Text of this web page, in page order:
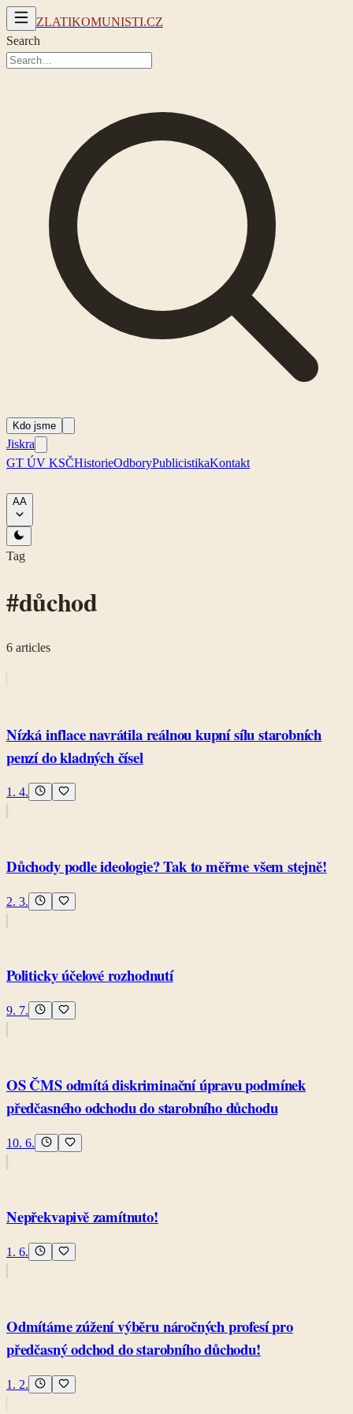
ZLATIKOMUNISTI.CZ
Search
Kdo jsme
Jiskra
GT ÚV KSČHistorieOdboryPublicistikaKontakt
AA
Tag
#důchod
6 articles
Nízká inflace navrátila reálnou kupní sílu starobních
penzí do kladných čísel
1. 4.
Důchody podle ideologie? Tak to měřme všem stejně!
2. 3.
Politicky účelové rozhodnutí
9. 7.
OS ČMS odmítá diskriminační úpravu podmínek
předčasného odchodu do starobního důchodu
10. 6.
Nepřekvapivě zamítnuto!
1. 6.
Odmítáme zúžení výběru náročných profesí pro
předčasný odchod do starobního důchodu!
1. 2.